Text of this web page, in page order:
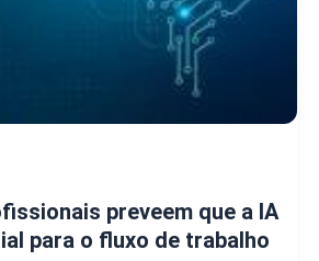
preveem que a IA
para o fluxo de trabalho